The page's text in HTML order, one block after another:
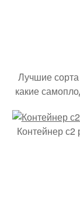
Лучшие
какие
Контейнер с2